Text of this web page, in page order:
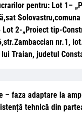
pentru: Lot 1–
2-„Proiect tip-
nr.1,
Traian, judetul
– faza adaptare la
tehnică din